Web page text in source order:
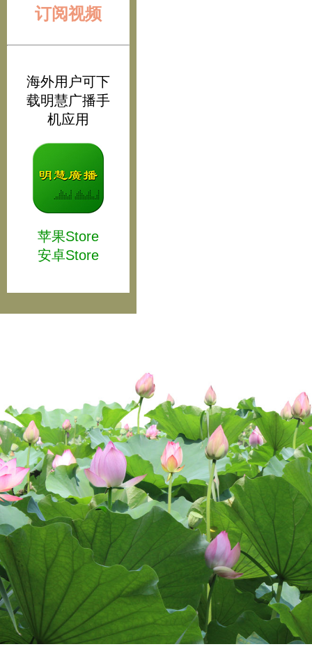
订阅视频
海外用户可下
载明慧广播手
机应用
苹果Store
安卓Store